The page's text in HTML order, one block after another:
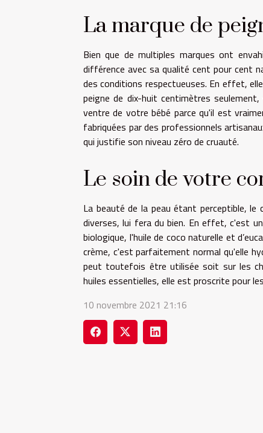
La marque de
Bien que de multiples marques ont
différence avec sa qualité cent pour cent
des conditions respectueuses. En effet,
peigne de dix-huit centimètres
ventre de votre bébé parce qu'il est
fabriquées par des professionnels
qui justifie son niveau zéro de cruauté.
Le soin de votre
La beauté de la peau étant perceptible,
diverses, lui fera du bien. En effet, c'est
biologique, l'huile de coco naturelle et
crème, c'est parfaitement normal qu'elle
peut toutefois être utilisée soit sur les
huiles essentielles, elle est proscrite pour
10 novembre 2021 21:16